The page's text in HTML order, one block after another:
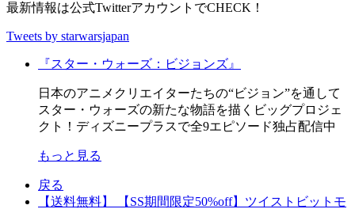
最新情報は公式TwitterアカウントでCHECK！
Tweets by starwarsjapan
『スター・ウォーズ：ビジョンズ』
日本のアニメクリエイターたちの“ビジョン”を通して
スター・ウォーズの新たな物語を描くビッグプロジェ
クト！ディズニープラスで全9エピソード独占配信中
もっと見る
戻る
【送料無料】 【SS期間限定50%off】ツイストビットモ